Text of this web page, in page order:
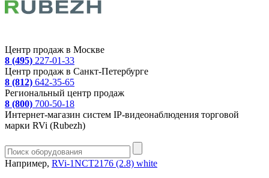
Центр продаж в Москве
8 (495) 227-01-33
Центр продаж в Санкт-Петербурге
8 (812) 642-35-65
Региональный центр продаж
8 (800) 700-50-18
Интернет-магазин систем IP-видеонаблюдения торговой
марки RVi (Rubezh)
Например, RVi-1NCT2176 (2.8) white